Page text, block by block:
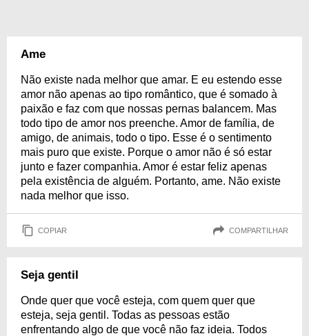
Ame
Não existe nada melhor que amar. E eu estendo esse
amor não apenas ao tipo romântico, que é somado à
paixão e faz com que nossas pernas balancem. Mas
todo tipo de amor nos preenche. Amor de família, de
amigo, de animais, todo o tipo. Esse é o sentimento
mais puro que existe. Porque o amor não é só estar
junto e fazer companhia. Amor é estar feliz apenas
pela existência de alguém. Portanto, ame. Não existe
nada melhor que isso.
COPIAR COMPARTILHAR
Seja gentil
Onde quer que você esteja, com quem quer que
esteja, seja gentil. Todas as pessoas estão
enfrentando algo de que você não faz ideia. Todos